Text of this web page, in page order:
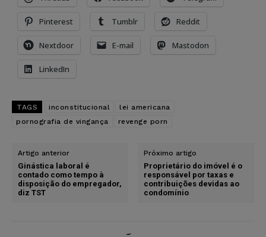
Pinterest Tumblr Reddit
Nextdoor E-mail Mastodon
LinkedIn
TAGS inconstitucional
lei americana
pornografia de vingança
revenge porn
Artigo anterior
Ginástica laboral é
contado como tempo à
disposição do empregador,
diz TST
Próximo artigo
Proprietário do imóvel é o
responsável por taxas e
contribuições devidas ao
condomínio